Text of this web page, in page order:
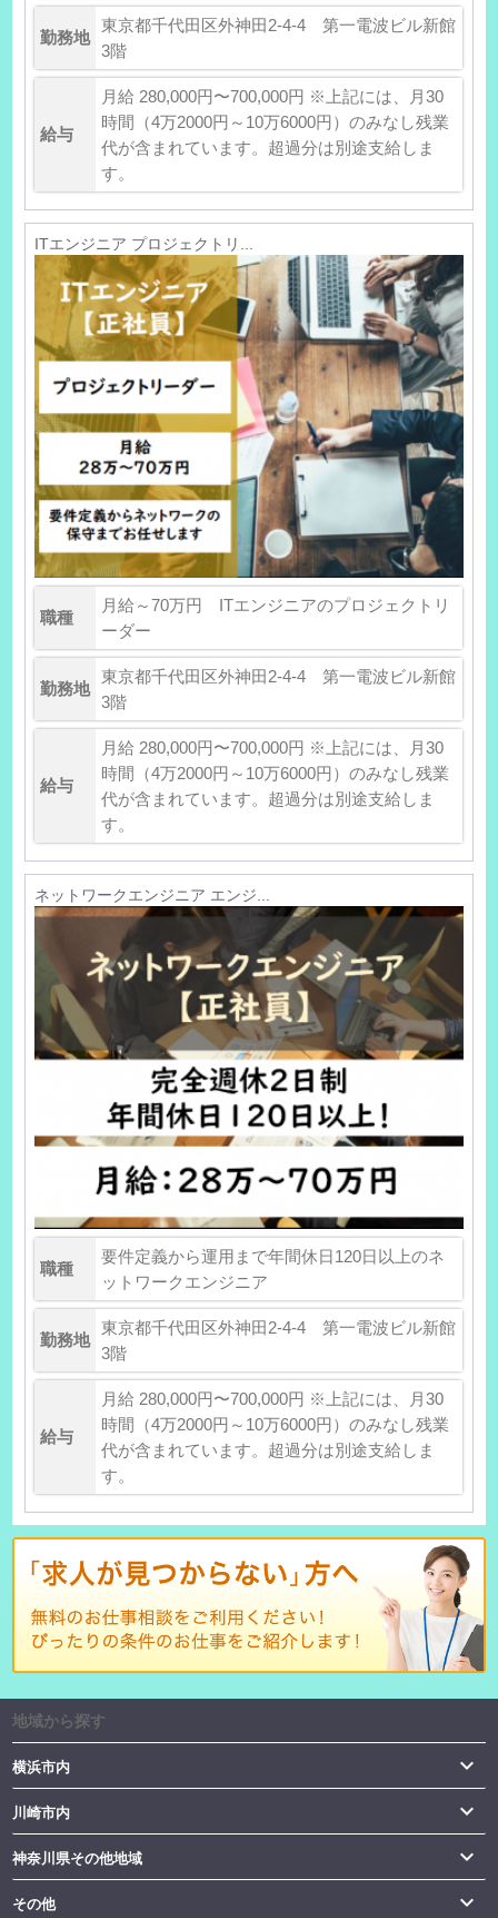
勤務地
東京都千代田区外神田2-4-4 第一電波ビル新館
3階
給与
月給 280,000円〜700,000円 ※上記には、月30
時間（4万2000円～10万6000円）のみなし残業
代が含まれています。超過分は別途支給しま
す。
ITエンジニア プロジェクトリ...
職種
月給～70万円 ITエンジニアのプロジェクトリ
ーダー
勤務地
東京都千代田区外神田2-4-4 第一電波ビル新館
3階
給与
月給 280,000円〜700,000円 ※上記には、月30
時間（4万2000円～10万6000円）のみなし残業
代が含まれています。超過分は別途支給しま
す。
ネットワークエンジニア エンジ...
職種
要件定義から運用まで年間休日120日以上のネ
ットワークエンジニア
勤務地
東京都千代田区外神田2-4-4 第一電波ビル新館
3階
給与
月給 280,000円〜700,000円 ※上記には、月30
時間（4万2000円～10万6000円）のみなし残業
代が含まれています。超過分は別途支給しま
す。
地域から探す
横浜市内 
川崎市内 
神奈川県その他地域 
その他 